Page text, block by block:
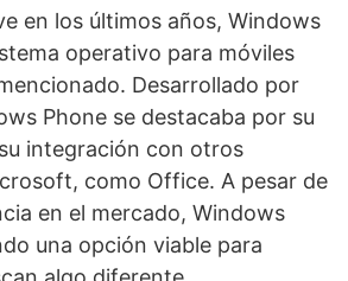
en los últimos años, Windows
operativo para móviles
Desarrollado por
Phone se destacaba por su
integración con otros
como Office. A pesar de
en el mercado, Windows
una opción viable para